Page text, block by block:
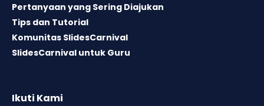
Pertanyaan yang Sering Diajukan
Tips dan Tutorial
Komunitas SlidesCarnival
SlidesCarnival untuk Guru
Ikuti Kami